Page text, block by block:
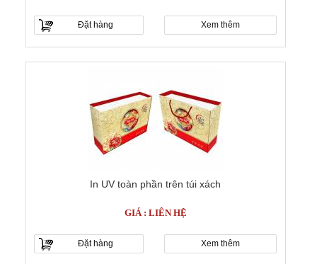
Đặt hàng Xem thêm
In UV toàn phần trên túi xách
GIÁ : LIÊN HỆ
Đặt hàng Xem thêm